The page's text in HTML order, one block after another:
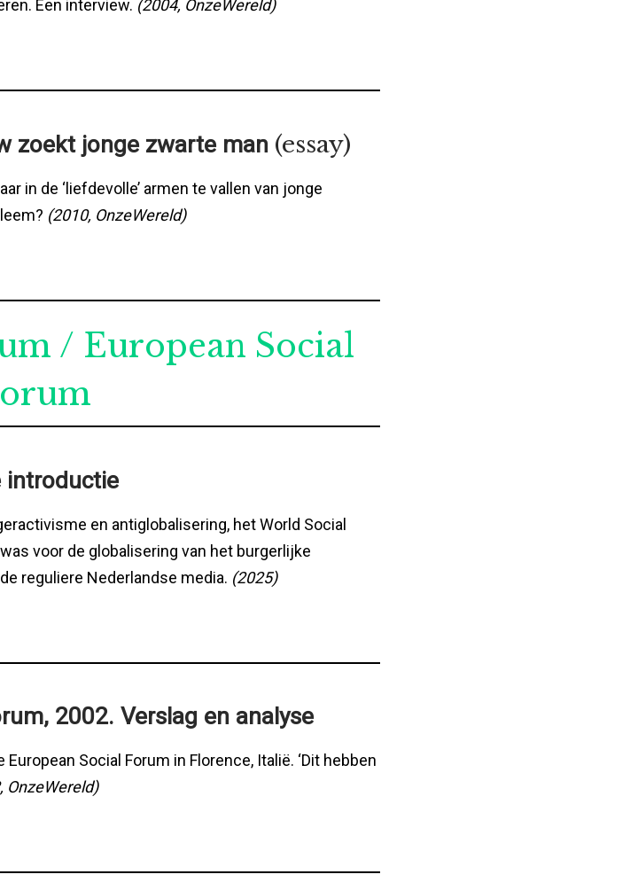
Een interview. (2004, OnzeWereld)
zoekt jonge zwarte man (essay)
in de ‘liefdevolle’ armen te vallen van jonge
(2010, OnzeWereld)
/ European Social
introductie
en antiglobalisering, het World Social
voor de globalisering van het burgerlijke
reguliere Nederlandse media. (2025)
2002. Verslag en analyse
Social Forum in Florence, Italië. ‘Dit hebben
OnzeWereld)